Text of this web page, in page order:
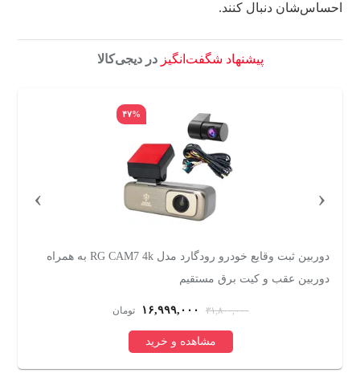
احساس‌شان دنبال کنند.
پیشنهاد شگفت‌انگیز در دیجی‌کالا
۴۷%
دوربین ثبت وقایع خودرو رودگارد مدل RG CAM7 4k به همراه
دوربین عقب و کیت برق مستقیم
۳۱,۸۰۰,۰۰۰ ۱۶,۹۹۹,۰۰۰ تومان
مشاهده و خرید
‹
›